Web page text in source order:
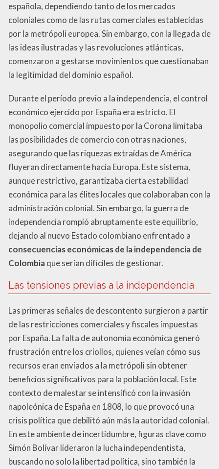
española, dependiendo tanto de los mercados
coloniales como de las rutas comerciales establecidas
por la metrópoli europea. Sin embargo, con la llegada de
las ideas ilustradas y las revoluciones atlánticas,
comenzaron a gestarse movimientos que cuestionaban
la legitimidad del dominio español.
Durante el período previo a la independencia, el control
económico ejercido por España era estricto. El
monopolio comercial impuesto por la Corona limitaba
las posibilidades de comercio con otras naciones,
asegurando que las riquezas extraídas de América
fluyeran directamente hacia Europa. Este sistema,
aunque restrictivo, garantizaba cierta estabilidad
económica para las élites locales que colaboraban con la
administración colonial. Sin embargo, la guerra de
independencia rompió abruptamente este equilibrio,
dejando al nuevo Estado colombiano enfrentado a
consecuencias económicas de la independencia de
Colombiaque serían difíciles de gestionar.
Las tensiones previas a la independencia
Las primeras señales de descontento surgieron a partir
de las restricciones comerciales y fiscales impuestas
por España. La falta de autonomía económica generó
frustración entre los criollos, quienes veían cómo sus
recursos eran enviados a la metrópoli sin obtener
beneficios significativos para la población local. Este
contexto de malestar se intensificó con la invasión
napoleónica de España en 1808, lo que provocó una
crisis política que debilitó aún más la autoridad colonial.
En este ambiente de incertidumbre, figuras clave como
Simón Bolívar lideraron la lucha independentista,
buscando no solo la libertad política, sino también la